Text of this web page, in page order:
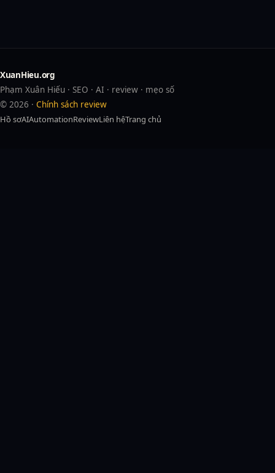
XuanHieu.org
Phạm Xuân Hiếu · SEO · AI · review · mẹo số
© 2026 · Chính sách review
Hồ sơAIAutomationReviewLiên hệTrang chủ